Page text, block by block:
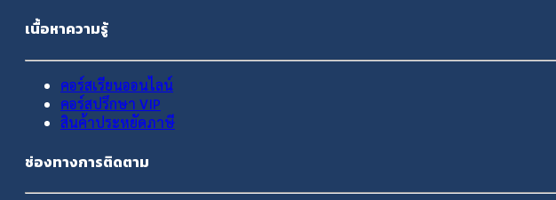
เนื้อหาความรู้
คอร์สเรียนออนไลน์
คอร์สปรึกษา VIP
สินค้าประหยัดภาษี
ช่องทางการติดตาม